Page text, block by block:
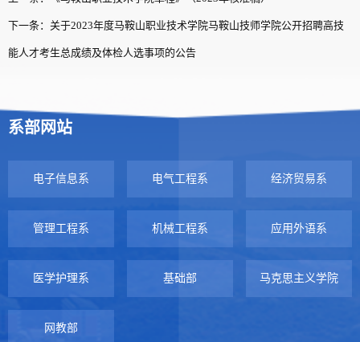
下一条：关于2023年度马鞍山职业技术学院马鞍山技师学院公开招聘高技
能人才考生总成绩及体检人选事项的公告
系部网站
电子信息系 电气工程系 经济贸易系
管理工程系 机械工程系 应用外语系
医学护理系 基础部 马克思主义学院
网教部